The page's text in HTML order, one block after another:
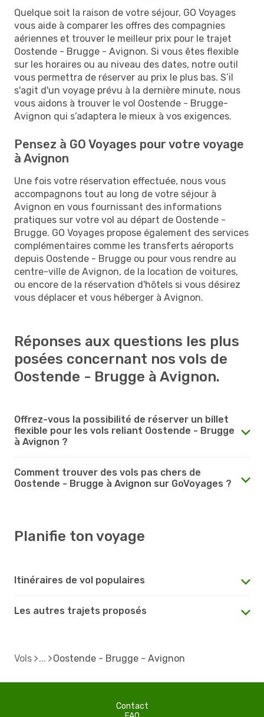
Quelque soit la raison de votre séjour, GO Voyages
vous aide à comparer les offres des compagnies
aériennes et trouver le meilleur prix pour le trajet
Oostende - Brugge - Avignon. Si vous êtes flexible
sur les horaires ou au niveau des dates, notre outil
vous permettra de réserver au prix le plus bas. S’il
s'agit d'un voyage prévu à la dernière minute, nous
vous aidons à trouver le vol Oostende - Brugge-
Avignon qui s’adaptera le mieux à vos exigences.
Pensez à GO Voyages pour votre voyage
à Avignon
Une fois votre réservation effectuée, nous vous
accompagnons tout au long de votre séjour à
Avignon en vous fournissant des informations
pratiques sur votre vol au départ de Oostende -
Brugge. GO Voyages propose également des services
complémentaires comme les transferts aéroports
depuis Oostende - Brugge ou pour vous rendre au
centre-ville de Avignon, de la location de voitures,
ou encore de la réservation d'hôtels si vous désirez
vous déplacer et vous héberger à Avignon.
Réponses aux questions les plus
posées concernant nos vols de
Oostende - Brugge à Avignon.
Offrez-vous la possibilité de réserver un billet
flexible pour les vols reliant Oostende - Brugge
à Avignon ?
Comment trouver des vols pas chers de
Oostende - Brugge à Avignon sur GoVoyages ?
Planifie ton voyage
Itinéraires de vol populaires
Les autres trajets proposés
Vols Oostende - Brugge - Avignon
Contact